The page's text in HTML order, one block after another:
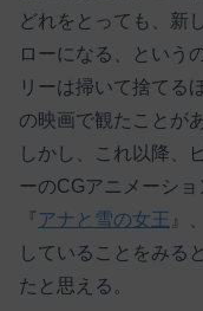
どれをとっても、新
ローになる、という
リーは掃いて捨てる
の映画で観たことが
しかし、これ以降、
ーのCGアニメーショ
『 アナと雪の女王 』
していることをみる
たと思える。